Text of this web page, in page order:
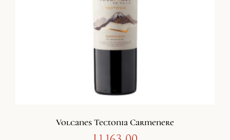
Volcanes Tectonia Carmenere